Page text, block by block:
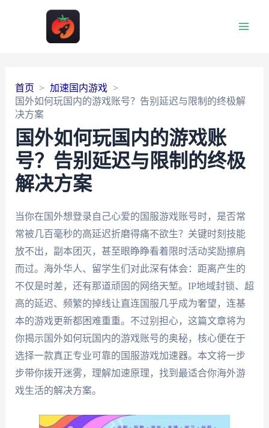
首页
加速国内游戏
国外如何玩国内的游戏账号？告别延迟与限制的终极解
决方案
国外如何玩国内的游戏账
号？告别延迟与限制的终极
解决方案
当你在国外想登录自己心爱的国服游戏账号时，是否常
常被几百毫秒的高延迟折磨得痛不欲生？关键时刻技能
放不出，副本团灭，甚至眼睁睁看着限时活动奖励擦肩
而过。海外华人、留学生们对此深有体会：距离产生的
不仅是时差，还有那道顽固的网络天堑。IP地域封锁、超
高的延迟、频繁的掉线让直连国服几乎成为奢望，连基
本的游戏更新都困难重重。不过别担心，这篇文章将为
你揭示国外如何玩国内的游戏账号的奥秘，核心便在于
选择一款真正专业可靠的国服游戏加速器。本文将一步
步带你拨开迷雾，理解加速原理，找到最适合你海外游
戏生活的解决方案。